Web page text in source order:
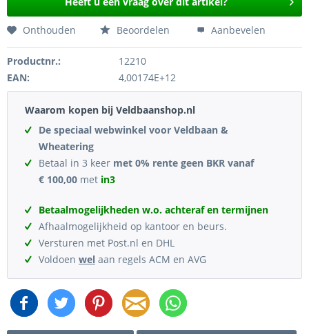
Onthouden Beoordelen Aanbevelen
Productnr.:
12210
EAN:
4,00174E+12
Waarom kopen bij Veldbaanshop.nl
De speciaal webwinkel voor Veldbaan &
Wheatering
Betaal in 3 keer met 0% rente geen BKR vanaf
€ 100,00 met in3
Betaalmogelijkheden w.o. achteraf en termijnen
Afhaalmogelijkheid op kantoor en beurs.
Versturen met Post.nl en DHL
Voldoen wel aan regels ACM en AVG